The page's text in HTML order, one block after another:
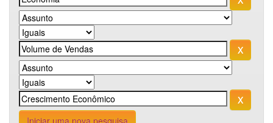
Iniciar uma nova pesquisa